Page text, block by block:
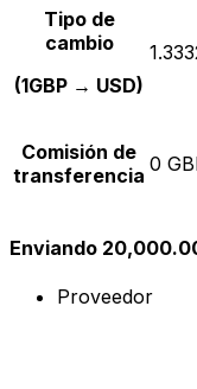
Tipo de
cambio
(1GBP → USD)
Comisión de
transferencia 0
Enviando
Proveedor